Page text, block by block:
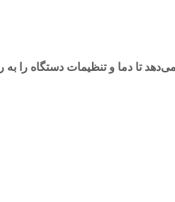
تا دما و تنظیمات دستگاه را